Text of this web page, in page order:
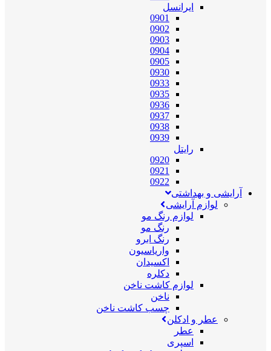
ایرانسل
0901
0902
0903
0904
0905
0930
0933
0935
0936
0937
0938
0939
رایتل
0920
0921
0922
آرایشی و بهداشتی
لوازم آرایشی
لوازم رنگ مو
رنگ مو
رنگ ابرو
واریاسیون
اکسیدان
دکلره
لوازم کاشت ناخن
ناخن
چسب کاشت ناخن
عطر و ادکلن
عطر
اسپری